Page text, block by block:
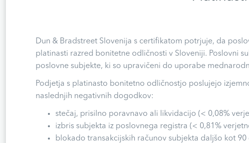
Dun & Bradstreet Slovenija s certifikatom potrjuje, da
platinasti razred bonitetne odličnosti v Sloveniji. Poslovni
poslovne subjekte, ki so upravičeni do uporabe
Podjetja s platinasto bonitetno odličnostjo poslujejo
naslednjih negativnih dogodkov:
stečaj, prisilno poravnavo ali likvidacijo (< 0,08%
izbris subjekta iz poslovnega registra (< 0,81%
blokado transakcijskih računov subjekta daljšo kot